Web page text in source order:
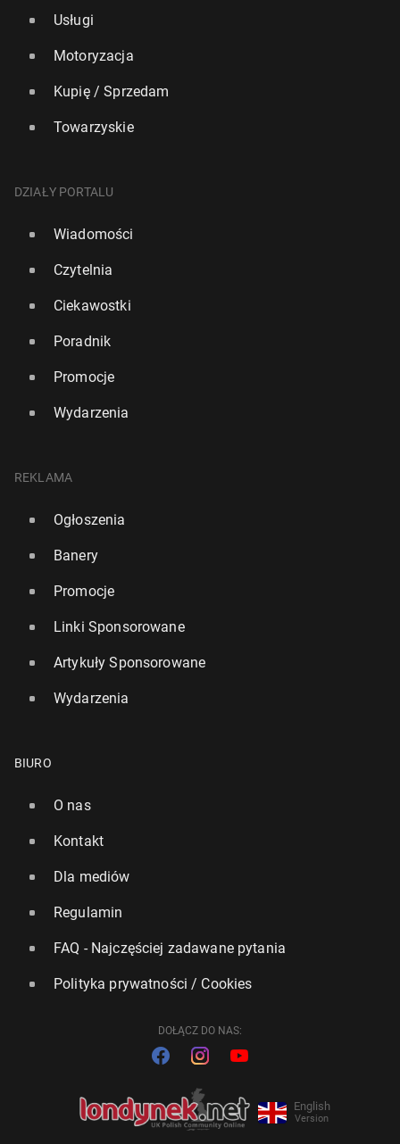
Usługi
Motoryzacja
Kupię / Sprzedam
Towarzyskie
DZIAŁY PORTALU
Wiadomości
Czytelnia
Ciekawostki
Poradnik
Promocje
Wydarzenia
REKLAMA
Ogłoszenia
Banery
Promocje
Linki Sponsorowane
Artykuły Sponsorowane
Wydarzenia
BIURO
O nas
Kontakt
Dla mediów
Regulamin
FAQ - Najczęściej zadawane pytania
Polityka prywatności / Cookies
DOŁĄCZ DO NAS:
English
Version